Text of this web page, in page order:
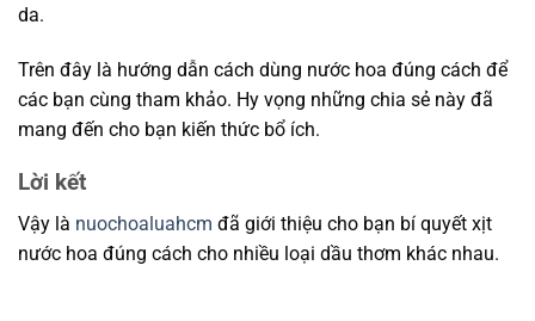
da.
Trên đây là hướng dẫn cách dùng nước hoa đúng cách để
các bạn cùng tham khảo. Hy vọng những chia sẻ này đã
mang đến cho bạn kiến thức bổ ích.
Lời kết
Vậy là nuochoaluahcm đã giới thiệu cho bạn bí quyết xịt
nước hoa đúng cách cho nhiều loại dầu thơm khác nhau.